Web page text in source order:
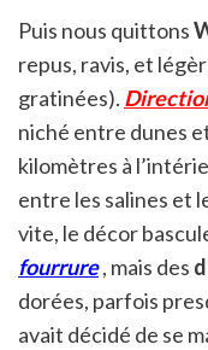
Puis nous quittons
repus, ravis, et
gratinées).
niché entre dunes
kilomètres à
entre les salines et
vite, le décor
fourrure, mais des
dorées, parfois
avait décidé de se